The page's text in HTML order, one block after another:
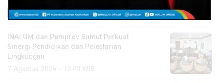
Baca Lainnya
INALUM dan Pemprov Sumut Perkuat
Sinergi Pendidikan dan Pelestarian
Lingkungan